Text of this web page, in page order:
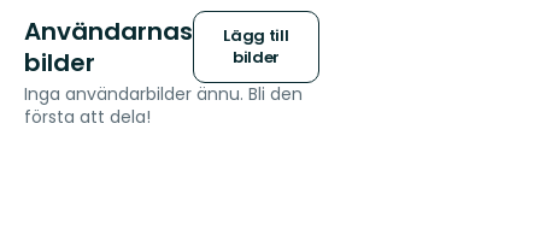
Användarnas
bilder
Lägg till
bilder
Inga användarbilder ännu. Bli den
första att dela!